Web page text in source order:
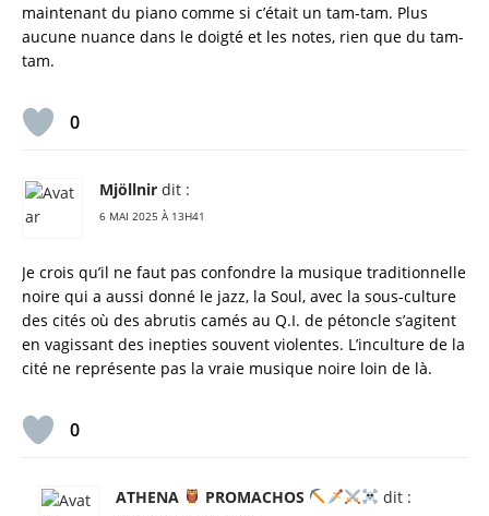
maintenant du piano comme si c’était un tam-tam. Plus
aucune nuance dans le doigté et les notes, rien que du tam-
tam.
0
Mjöllnir dit :
6 MAI 2025 À 13H41
Je crois qu’il ne faut pas confondre la musique traditionnelle
noire qui a aussi donné le jazz, la Soul, avec la sous-culture
des cités où des abrutis camés au Q.I. de pétoncle s’agitent
en vagissant des inepties souvent violentes. L’inculture de la
cité ne représente pas la vraie musique noire loin de là.
0
ATHENA PROMACHOS dit :